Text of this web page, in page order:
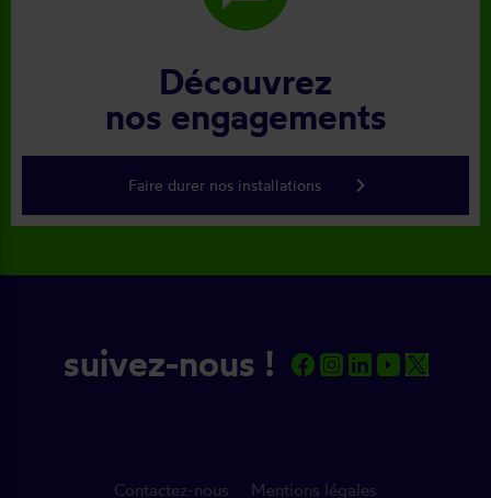
Découvrez
nos engagements
Faire durer nos installations keyboard_arrow_right
suivez-nous !
Contactez-nous Mentions légales